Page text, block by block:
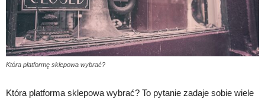
Która platformę sklepowa wybrać?
Która platforma sklepowa wybrać? To pytanie zadaje sobie wiele